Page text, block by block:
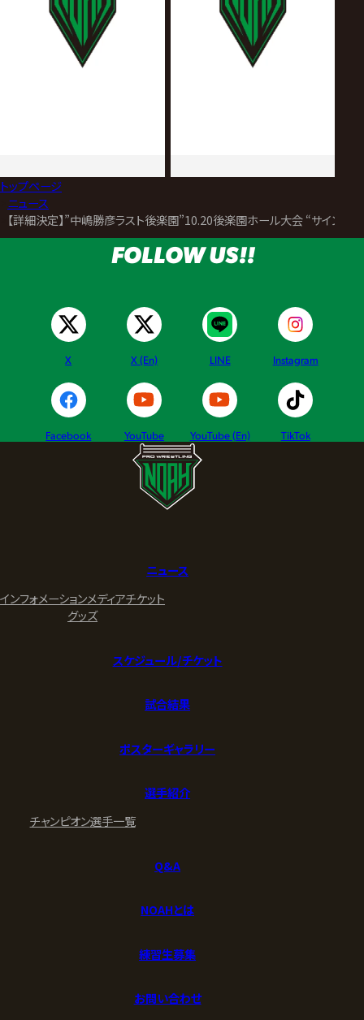
トップページ
ニュース
【詳細決定】”中嶋勝彦ラスト後楽園”10.20後楽園ホール大会 “サイン会
FOLLOW US!!
X X (En) LINE Instagram
Facebook YouTube YouTube (En) TikTok
ニュース
インフォメーションメディアチケット
グッズ
スケジュール/チケット
試合結果
ポスターギャラリー
選手紹介
チャンピオン選手一覧
Q&A
NOAHとは
練習生募集
お問い合わせ